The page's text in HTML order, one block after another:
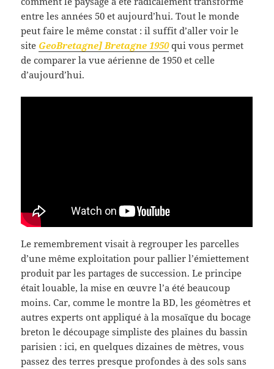
entre les années 50 et aujourd’hui. Tout le monde
peut faire le même constat : il suffit d’aller voir le
site GeoBretagne] Bretagne 1950qui vous permet
de comparer la vue aérienne de 1950 et celle
d’aujourd’hui.
Le remembrement visait à regrouper les parcelles
d’une même exploitation pour pallier l’émiettement
produit par les partages de succession. Le principe
était louable, la mise en œuvre l’a été beaucoup
moins. Car, comme le montre la BD, les géomètres et
autres experts ont appliqué à la mosaïque du bocage
breton le découpage simpliste des plaines du bassin
parisien : ici, en quelques dizaines de mètres, vous
passez des terres presque profondes à des sols sans